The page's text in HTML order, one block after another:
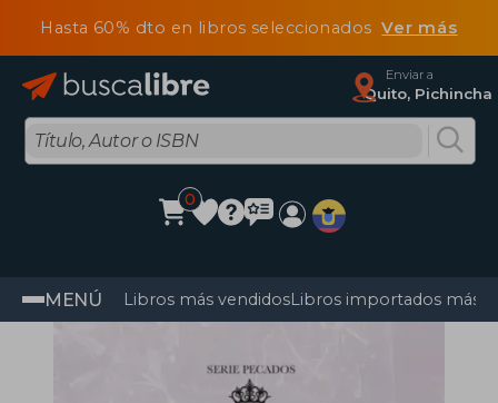
Hasta 60% dto en libros seleccionadosVer más
Enviar a
Quito, Pichincha
0
MENÚ Libros más vendidosLibros importados más